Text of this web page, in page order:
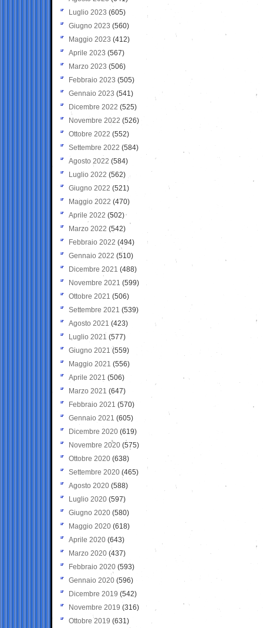
Luglio 2023 (605)
Giugno 2023 (560)
Maggio 2023 (412)
Aprile 2023 (567)
Marzo 2023 (506)
Febbraio 2023 (505)
Gennaio 2023 (541)
Dicembre 2022 (525)
Novembre 2022 (526)
Ottobre 2022 (552)
Settembre 2022 (584)
Agosto 2022 (584)
Luglio 2022 (562)
Giugno 2022 (521)
Maggio 2022 (470)
Aprile 2022 (502)
Marzo 2022 (542)
Febbraio 2022 (494)
Gennaio 2022 (510)
Dicembre 2021 (488)
Novembre 2021 (599)
Ottobre 2021 (506)
Settembre 2021 (539)
Agosto 2021 (423)
Luglio 2021 (577)
Giugno 2021(559)
Maggio 2021 (556)
Aprile 2021 (506)
Marzo 2021 (647)
Febbraio 2021 (570)
Gennaio 2021 (605)
Dicembre 2020 (619)
Novembre 2020 (575)
Ottobre 2020 (638)
Settembre 2020(465)
Agosto 2020 (588)
Luglio 2020 (597)
Giugno 2020 (580)
Maggio 2020 (618)
Aprile 2020 (643)
Marzo 2020 (437)
Febbraio 2020 (593)
Gennaio 2020 (596)
Dicembre 2019 (542)
Novembre 2019 (316)
Ottobre 2019 (631)